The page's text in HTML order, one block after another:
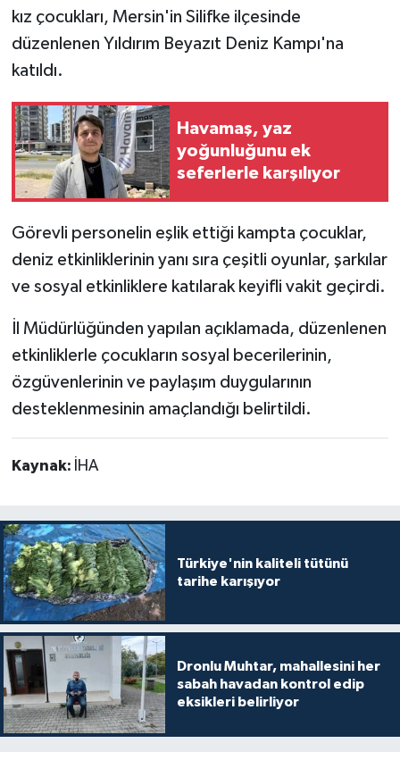
kız çocukları, Mersin'in Silifke ilçesinde
düzenlenen Yıldırım Beyazıt Deniz Kampı'na
katıldı.
Havamaş, yaz
yoğunluğunu ek
seferlerle karşılıyor
Görevli personelin eşlik ettiği kampta çocuklar,
deniz etkinliklerinin yanı sıra çeşitli oyunlar, şarkılar
ve sosyal etkinliklere katılarak keyifli vakit geçirdi.
İl Müdürlüğünden yapılan açıklamada, düzenlenen
etkinliklerle çocukların sosyal becerilerinin,
özgüvenlerinin ve paylaşım duygularının
desteklenmesinin amaçlandığı belirtildi.
Kaynak: İHA
Türkiye'nin kaliteli tütünü
tarihe karışıyor
Dronlu Muhtar, mahallesini her
sabah havadan kontrol edip
eksikleri belirliyor
Yaşam